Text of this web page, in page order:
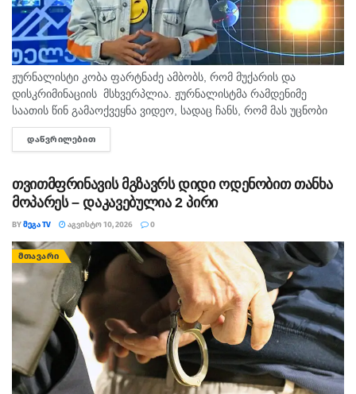
ჟურნალისტი კობა ფარტნაძე ამბობს, რომ მუქარის და
დისკრიმინაციის მსხვერპლია. ჟურნალისტმა რამდენიმე
საათის წინ გამაოქვეყნა ვიდეო, სადაც ჩანს, რომ მას უცნობი
პირი შეურაცხყოფას აყენებს და გვერდზე გაყოლას აიძულებს.
ისმის დანის დარტყმის მუქარაც....
ᲓᲐᲬᲕᲠᲘᲚᲔᲑᲘᲗ
თვითმფრინავის მგზავრს დიდი ოდენობით თანხა
მოპარეს – დაკავებულია 2 პირი
BYᲛᲔᲒᲐ TV ᲐᲒᲕᲘᲡᲢᲝ 10, 2026 0
ᲛᲗᲐᲕᲐᲠᲘ